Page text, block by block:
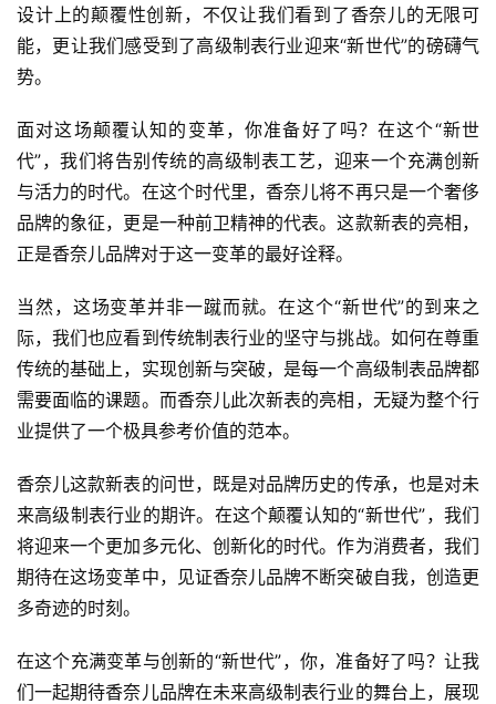
设计上的颠覆性创新，不仅让我们看到了香奈儿的无限可
能，更让我们感受到了高级制表行业迎来“新世代”的磅礴气
势。
面对这场颠覆认知的变革，你准备好了吗？在这个“新世
代”，我们将告别传统的高级制表工艺，迎来一个充满创新
与活力的时代。在这个时代里，香奈儿将不再只是一个奢侈
品牌的象征，更是一种前卫精神的代表。这款新表的亮相，
正是香奈儿品牌对于这一变革的最好诠释。
当然，这场变革并非一蹴而就。在这个“新世代”的到来之
际，我们也应看到传统制表行业的坚守与挑战。如何在尊重
传统的基础上，实现创新与突破，是每一个高级制表品牌都
需要面临的课题。而香奈儿此次新表的亮相，无疑为整个行
业提供了一个极具参考价值的范本。
香奈儿这款新表的问世，既是对品牌历史的传承，也是对未
来高级制表行业的期许。在这个颠覆认知的“新世代”，我们
将迎来一个更加多元化、创新化的时代。作为消费者，我们
期待在这场变革中，见证香奈儿品牌不断突破自我，创造更
多奇迹的时刻。
在这个充满变革与创新的“新世代”，你，准备好了吗？让我
们一起期待香奈儿品牌在未来高级制表行业的舞台上，展现